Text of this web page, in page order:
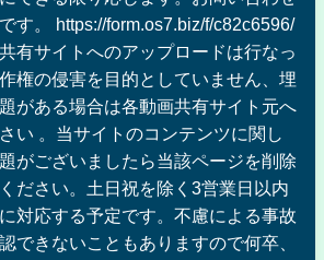
す。 https://form.os7.biz/f/c82c6596/
有サイトへのアップロードは行なっ
権の侵害を目的としていません、埋
がある場合は各動画共有サイト元へ
い 。当サイトのコンテンツに関し
がございましたら当該ページを削除
ださい。土日祝を除く3営業日以内
対応する予定です。不慮による事故
できないこともありますので何卒、